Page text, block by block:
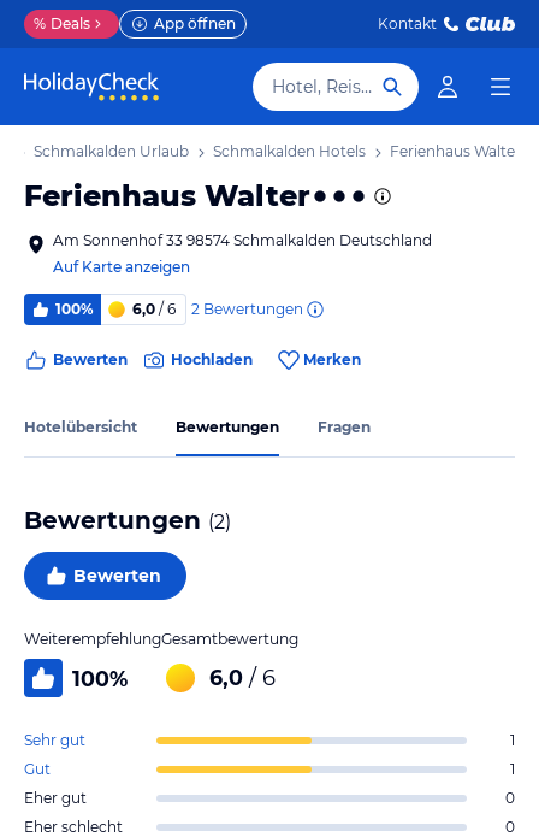
% Deals App öffnen Kontakt
Hotel, Reiseziel
Schmalkalden Urlaub Schmalkalden Hotels Ferienhaus Walter
Ferienhaus Walter
Am Sonnenhof 33 98574 Schmalkalden Deutschland
Auf Karte anzeigen
100% 6,0 / 6 2 Bewertungen
Bewerten Hochladen Merken
Hotelübersicht Bewertungen Fragen
Bewertungen (2)
Bewerten
Weiterempfehlung
100%
Gesamtbewertung
6,0 / 6
Sehr gut
1
Gut
1
Eher gut
0
Eher schlecht
0